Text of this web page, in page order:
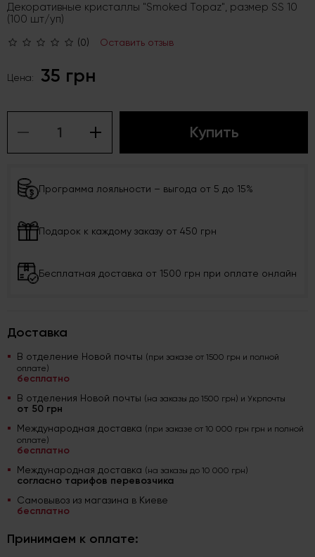
Декоративные кристаллы "Smoked Topaz", размер SS 10
(100 шт/уп)
(0) Оставить отзыв
Цена: 35 грн
Купить
Программа лояльности – выгода от 5 до 15%
Подарок к каждому заказу от 450 грн
Бесплатная доставка от 1500 грн при оплате онлайн
Доставка
В отделение Новой почты (при заказе от 1500 грн и полной
оплате)
бесплатно
В отделения Новой почты (на заказы до 1500 грн) и Укрпочты
от 50 грн
Международная доставка (при заказе от 10 000 грн грн и полной
оплате)
бесплатно
Международная доставка (на заказы до 10 000 грн)
согласно тарифов перевозчика
Самовывоз из магазина в Киеве
бесплатно
Принимаем к оплате: